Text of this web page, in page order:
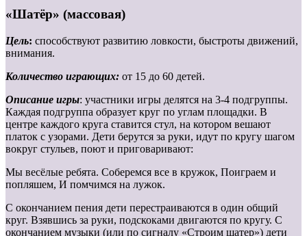
«Шатёр» (массовая)
Цель: способствуют развитию ловкости, быстроты движений,
внимания.
Количество играющих: от 15 до 60 детей.
Описание игры: участники игры делятся на 3-4 подгруппы.
Каждая подгруппа образует круг по углам площадки. В
центре каждого круга ставится стул, на котором вешают
платок с узорами. Дети берутся за руки, идут по кругу шагом
вокруг стульев, поют и приговаривают:
Мы весёлые ребята. Соберемся все в кружок, Поиграем и
попляшем, И помчимся на лужок.
С окончанием пения дети перестраиваются в один общий
круг. Взявшись за руки, подскоками двигаются по кругу. С
окончанием музыки (или по сигналу «Строим шатер») дети